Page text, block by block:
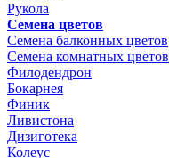
Рукола
Семена цветов
Семена балконных цветов
Семена комнатных цветов
Филодендрон
Бокарнея
Финик
Ливистона
Дизиготека
Колеус